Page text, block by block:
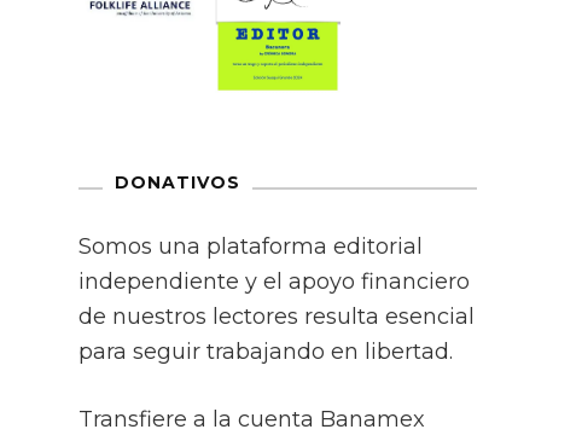
DONATIVOS
Somos una plataforma editorial
independiente y el apoyo financiero
de nuestros lectores resulta esencial
para seguir trabajando en libertad.
Transfiere a la cuenta Banamex